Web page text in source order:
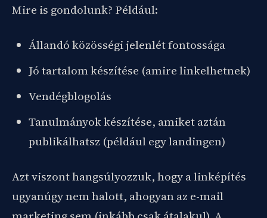
Mire is gondolunk? Például:
Állandó közösségi jelenlét fontossága
Jó tartalom készítése (amire linkelhetnek)
Vendégblogolás
Tanulmányok készítése, amiket aztán
publikálhatsz (például egy landingen)
Azt viszont hangsúlyozzuk, hogy a linképítés
ugyanúgy nem halott, ahogyan az e-mail